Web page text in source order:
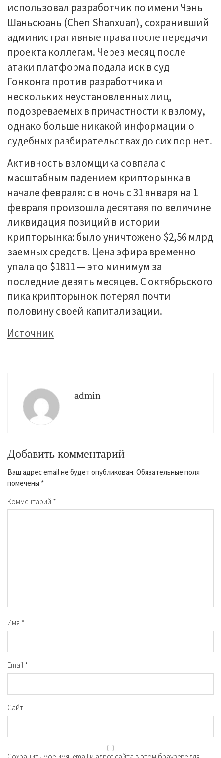
использовал разработчик по имени Чэнь
Шаньсюань (Chen Shanxuan), сохранивший
административные права после передачи
проекта коллегам. Через месяц после
атаки платформа подала иск в суд
Гонконга против разработчика и
нескольких неустановленных лиц,
подозреваемых в причастности к взлому,
однако больше никакой информации о
судебных разбирательствах до сих пор нет.
Активность взломщика совпала с
масштабным падением крипторынка в
начале февраля: с в ночь с 31 января на 1
февраля произошла десятаяя по величине
ликвидация позиций в истории
крипторынка: было уничтожено $2,56 млрд
заемных средств. Цена эфира временно
упала до $1811 — это минимум за
последние девять месяцев. С октябрьского
пика крипторынок потерял почти
половину своей капитализации.
Источник
admin
Добавить комментарий
Ваш адрес email не будет опубликован. Обязательные поля
помечены *
Комментарий *
Имя *
Email *
Сайт